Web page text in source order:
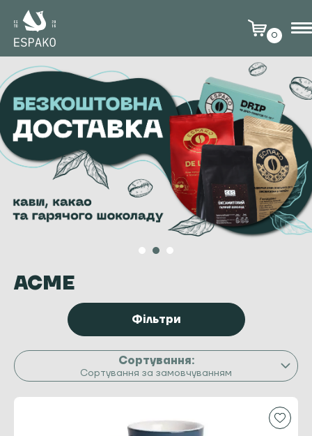
0
ACME
Фільтри
Сортування за замовчуванням